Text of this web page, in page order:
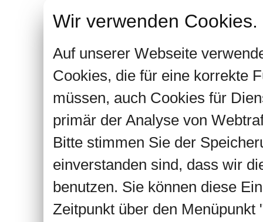
Wir verwenden Cookies.
Auf unserer Webseite
Cookies, die für eine korrekte
müssen, auch Cookies für
primär der Analyse von
Bitte stimmen Sie der
einverstanden sind, dass wir
benutzen. Sie können diese
Zeitpunkt über den Menüpunkt